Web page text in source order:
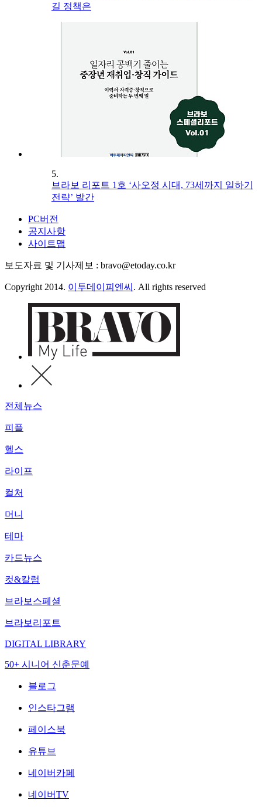
길 정책은
5.
브라보 리포트 1호 ‘사오정 시대, 73세까지 일하기
전략’ 발간
PC버전
공지사항
사이트맵
보도자료 및 기사제보 : bravo@etoday.co.kr
Copyright 2014. 이투데이피엔씨 . All rights reserved
전체뉴스
피플
헬스
라이프
컬처
머니
테마
카드뉴스
컷&칼럼
브라보스페셜
브라보리포트
DIGITAL LIBRARY
50+ 시니어 신춘문예
블로그
인스타그램
페이스북
유튜브
네이버카페
네이버TV